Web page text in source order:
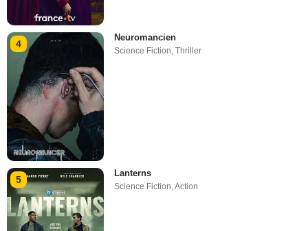
4
Neuromancien
Science Fiction,Thriller
5
Lanterns
Science Fiction,Action